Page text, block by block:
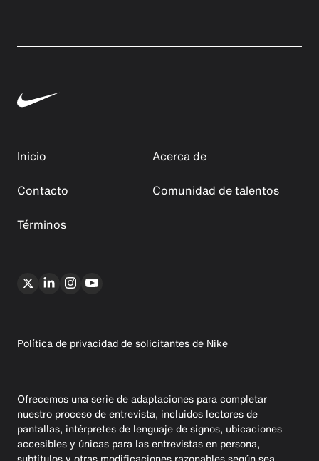
Inicio
Acerca de
Contacto
Comunidad de talentos
Términos
Política de privacidad de solicitantes de Nike
Ofrecemos una serie de adaptaciones para completar
nuestro proceso de entrevista, incluidos lectores de
pantallas, intérpretes de lenguaje de signos, ubicaciones
accesibles y únicas para las entrevistas en persona,